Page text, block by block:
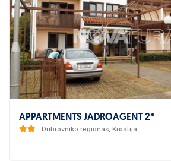
APPARTMENTS JADROAGENT 2*
Dubrovniko regionas, Kroatija